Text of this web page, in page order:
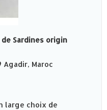
de Sardines origin
Agadir, Maroc
large choix de